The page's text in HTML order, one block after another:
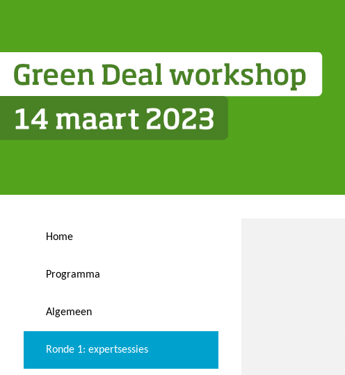
Home
Programma
Algemeen
Ronde 1: expertsessies